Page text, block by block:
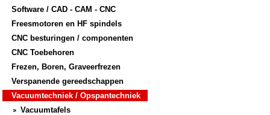
Software / CAD - CAM - CNC
Freesmotoren en HF spindels
CNC besturingen / componenten
CNC Toebehoren
Frezen, Boren, Graveerfrezen
Verspanende gereedschappen
Vacuumtechniek / Opspantechniek
Vacuumtafels